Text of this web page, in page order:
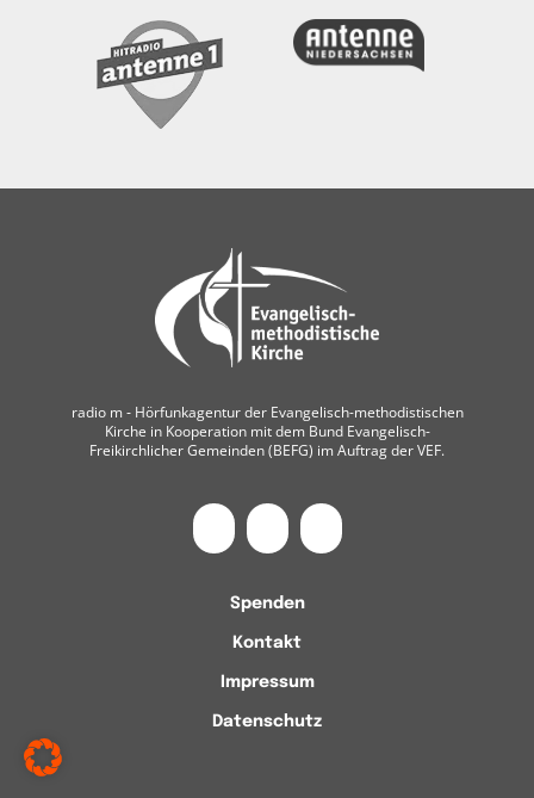
radio m ‐ Hörfunkagentur der Evangelisch-methodistischen
Kirche in Kooperation mit dem Bund Evangelisch-
Freikirchlicher Gemeinden (BEFG) im Auftrag der VEF.
Spenden
Kontakt
Impressum
Datenschutz